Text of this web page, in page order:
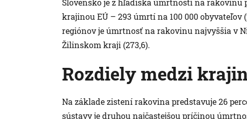
krajinou EÚ – 293 úmrtí na 100 000 obyvateľov
regiónov je úmrtnosť na rakovinu najvyššia v
Žilinskom kraji (273,6).
Rozdiely medzi
Na základe zistení rakovina predstavuje 26
sústavy je druhou najčastejšou príčinou